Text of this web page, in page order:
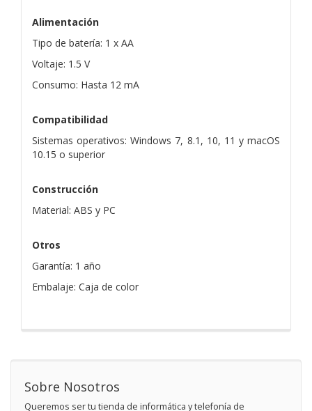
Alimentación
Tipo de batería: 1 x AA
Voltaje: 1.5 V
Consumo: Hasta 12 mA
Compatibilidad
Sistemas operativos: Windows 7, 8.1, 10, 11 y macOS
10.15 o superior
Construcción
Material: ABS y PC
Otros
Garantía: 1 año
Embalaje: Caja de color
Sobre Nosotros
Queremos ser tu tienda de informática y telefonía de